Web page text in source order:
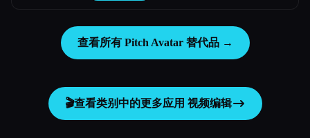
查看所有 Pitch Avatar 替代品 →
🎬查看类别中的更多应用 视频编辑